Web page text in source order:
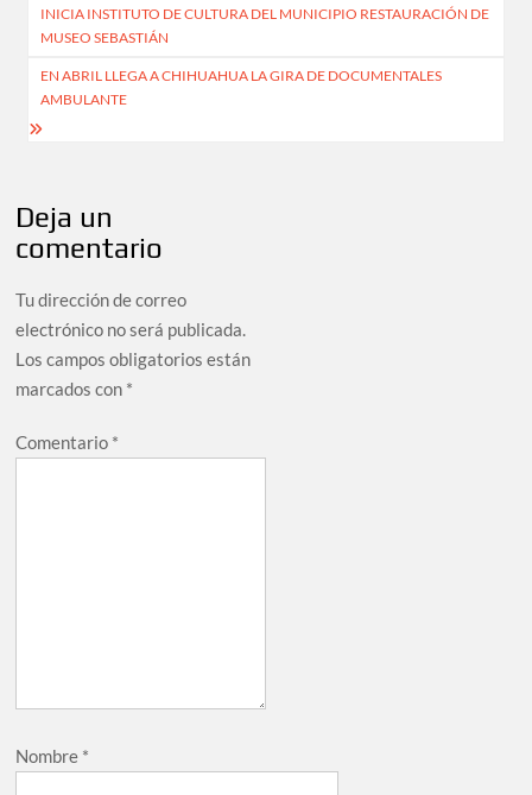
INICIA INSTITUTO DE CULTURA DEL MUNICIPIO RESTAURACIÓN DE
MUSEO SEBASTIÁN
EN ABRIL LLEGA A CHIHUAHUA LA GIRA DE DOCUMENTALES
AMBULANTE
Deja un
comentario
Tu dirección de correo
electrónico no será publicada.
Los campos obligatorios están
marcados con *
Comentario *
Nombre *